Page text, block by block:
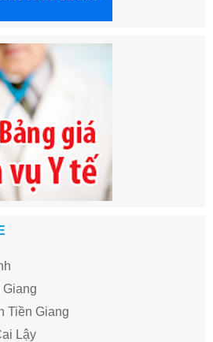
Giang
Tiền Giang
Lậy